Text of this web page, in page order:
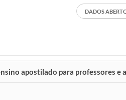
DADOS
apostilado para professores e